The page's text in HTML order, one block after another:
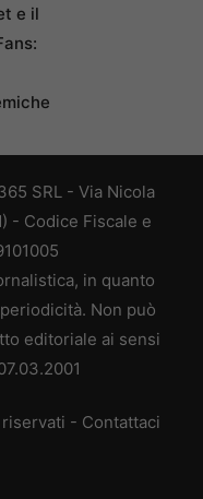
e il
SRL - Via Nicola
- Codice Fiscale e
in quanto
Non può
editoriale ai sensi
- Contattaci